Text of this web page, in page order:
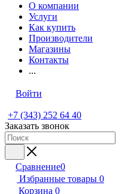
О компании
Услуги
Как купить
Производители
Магазины
Контакты
...
Войти
+7 (343) 252 64 40
Заказать звонок
Сравнение0
Избранные товары 0
Корзина 0